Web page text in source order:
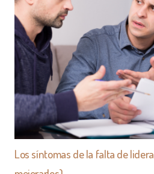
Los síntomas de la falta de